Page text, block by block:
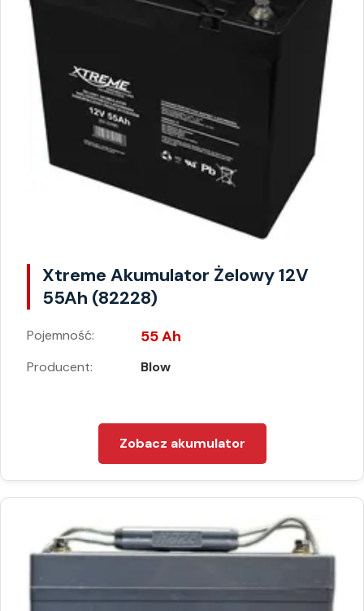
Xtreme Akumulator Żelowy 12V
55Ah (82228)
Pojemność: 55 Ah
Producent: Blow
Zobacz akumulator